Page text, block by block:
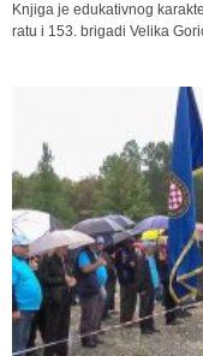
Knjiga je edukativnog
ratu i 153. brigadi Velika